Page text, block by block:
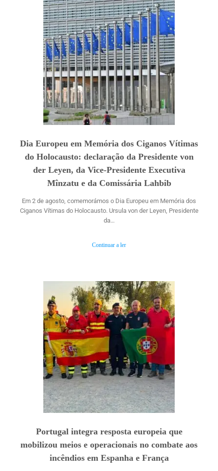
Dia Europeu em Memória dos Ciganos Vítimas
do Holocausto: declaração da Presidente von
der Leyen, da Vice-Presidente Executiva
Mînzatu e da Comissária Lahbib
Em 2 de agosto, comemorámos o Dia Europeu em Memória dos
Ciganos Vítimas do Holocausto. Ursula von der Leyen, Presidente
da…
Continuar a ler
Portugal integra resposta europeia que
mobilizou meios e operacionais no combate aos
incêndios em Espanha e França